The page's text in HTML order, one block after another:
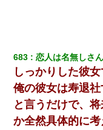
683 恋人は名無しさん
しっかりした彼
俺の彼女は寿退
と言うだけで、
か全然具体的に